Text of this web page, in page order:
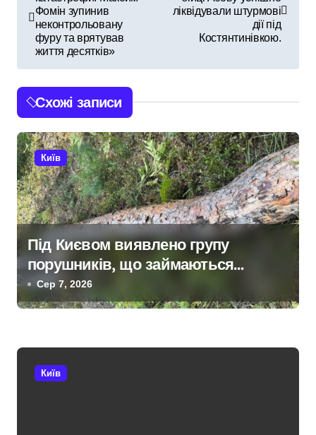
і
г
а
ц
і
я
з
а
п
с
Фомін зупинив
неконтрольовану
фуру та врятував
життя десятків»
ліквідували штурмові
дії під
Костянтинівкою.
Схожі записи
Київ
Під Києвом виявлено групу
порушників, що займаються
незаконною вирубкою лісу
Сер 7, 2026
Київ